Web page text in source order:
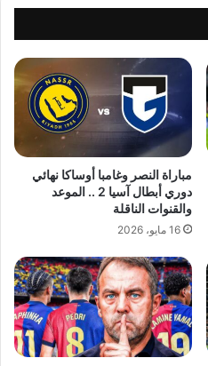
مباراة النصر وغامبا أوساكا نهائي
دوري أبطال آسيا 2 .. الموعد
والقنوات الناقلة
16 مايو، 2026